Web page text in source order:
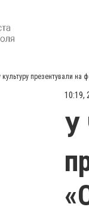
культуру презентували на
10:19,
У